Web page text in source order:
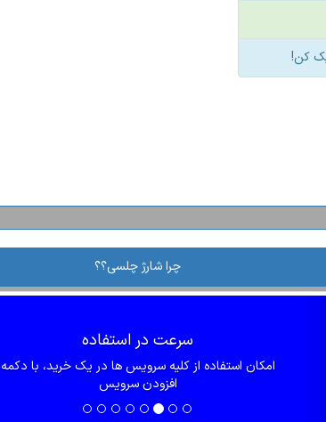
کن!
چرا شارژ چلسی؟؟
سرعت در استفاده
امکان استفاده از کلیه سرویس ها در یک خرید، با دکمه
افزودن سرویس